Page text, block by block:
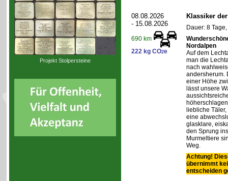
Projekt Stolpersteine
08.08.2026
- 15.08.2026
690 km
222 kg CO2e
Klassiker
Dauer: 8
Nordalpen
Auf dem
man die
nach
andersherum.
einer Höhe
lässt unsere
liebliche
eine
glasklare,
den Sprung
Murmeltiere
Weg.
Achtung!
übernimmt
entscheiden